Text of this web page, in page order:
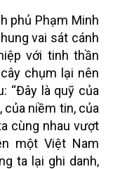
phủ Phạm Minh
vai sát cánh
với tinh thần
chụm lại nên
“Đây là quỹ của
của niềm tin, của
cùng nhau vượt
một Việt Nam
ta lại ghi danh,